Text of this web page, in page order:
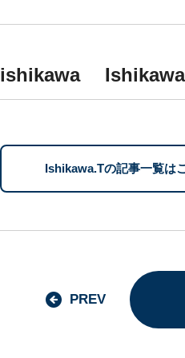
ishikawa
Ishikawa.Tの記事一覧は
PREV